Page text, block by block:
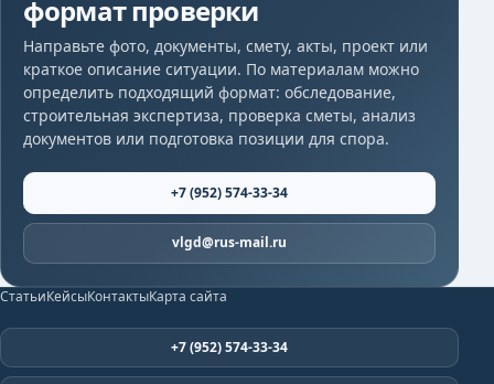
формат проверки
Направьте фото, документы, смету, акты, проект или
краткое описание ситуации. По материалам можно
определить подходящий формат: обследование,
строительная экспертиза, проверка сметы, анализ
документов или подготовка позиции для спора.
+7 (952) 574-33-34
vlgd@rus-mail.ru
СтатьиКейсыКонтактыКарта сайта
+7 (952) 574-33-34